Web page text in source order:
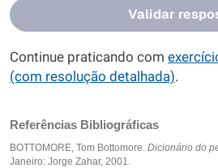
Validar
Continue praticando com
(com resolução detalhada).
Referências Bibliográficas
BOTTOMORE, Tom Bottomore. Dicionário do
Janeiro: Jorge Zahar, 2001.